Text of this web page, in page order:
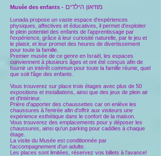
Musée des enfants - מוזיאון הילדים
Lunada propose un vaste espace d'expériences
physiques, affectives et éducatives, il permet d'exploiter
le plein potentiel des enfants de l'apprentissage par
l'expérience, grâce à leur curiosité naturelle, par le jeu et
le plaisir, et leur promet des heures de divertissement
pour toute la famille.
Premier musée de ce genre en Israël, les espaces
conviennent à plusieurs âges et ont été conçus afin de
fournir un intérêt commun pour toute la famille réunie, quel
que soit l'âge des enfants.
Vous trouverez sur place trois étages avec plus de 50
expositions et installations, ainsi que des jeux de plein air
et d'intérieur.
Prière d'apporter des chaussettes car on enlève les
chaussures à l'entrée afin d'offrir aux visiteurs une
expérience esthétique dans le confort de la maison.
Vous trouverez des emplacements pour y déposer les
chaussures, ainsi qu'un parking pour caddies à chaque
étage.
La visite du Musée est conditionnée par
l'accompagnement d'un adulte.
Les places sont limitées, réservez vos billets à l'avance!